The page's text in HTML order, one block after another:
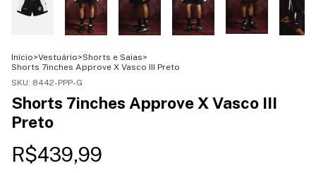
Início>Vestuário>Shorts e Saias>
Shorts 7inches Approve X Vasco III Preto
SKU: 8442-PPP-G
Shorts 7inches Approve X Vasco III
Preto
R$439,99